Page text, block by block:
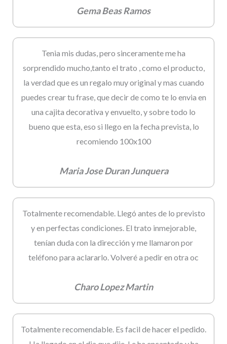
Gema Beas Ramos
Tenia mis dudas, pero sinceramente me ha
sorprendido mucho,tanto el trato , como el producto,
la verdad que es un regalo muy original y mas cuando
puedes crear tu frase, que decir de como te lo envia en
una cajita decorativa y envuelto, y sobre todo lo
bueno que esta, eso si llego en la fecha prevista, lo
recomiendo 100x100
Maria Jose Duran Junquera
Totalmente recomendable. Llegó antes de lo previsto
y en perfectas condiciones. El trato inmejorable,
tenían duda con la dirección y me llamaron por
teléfono para aclararlo. Volveré a pedir en otra oc
Charo Lopez Martin
Totalmente recomendable. Es facil de hacer el pedido.